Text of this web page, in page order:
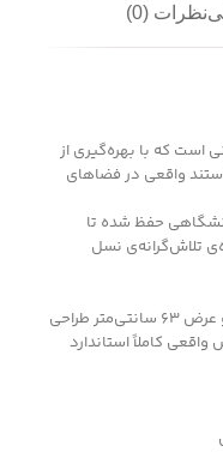
نظرات (0)
است که با بهره‌گیری از
واقعی در فضاهای
حفظ شده تا
تلاش‌گرانه‌ی نسل
فرم ایستاده با ارتفاع حدود ۱۷۰ سانتی‌متر و عرض ۶۳ سانتی‌متر طراحی
کاملاً استاندارد